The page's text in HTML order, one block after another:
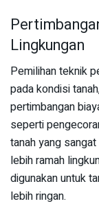
Lingkungan
Pemilihan teknik
pada kondisi
pertimbangan
seperti
tanah yang
lebih ramah
digunakan untuk
lebih ringan.